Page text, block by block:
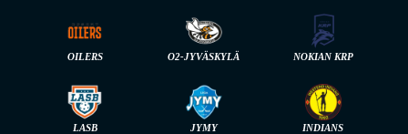
OILERS O2-JYVÄSKYLÄ NOKIAN KRP
LASB JYMY INDIANS